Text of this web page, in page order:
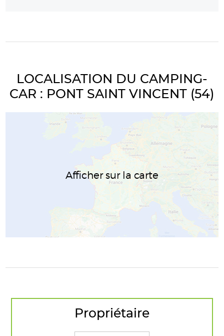
LOCALISATION DU CAMPING-
CAR : PONT SAINT VINCENT (54)
Afficher sur la carte
Propriétaire